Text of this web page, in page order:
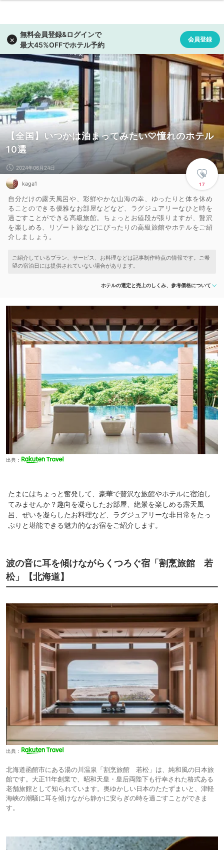
【全国】いつかは泊まってみたい♡憧れのホテル
10選
17
2024年06月24日
kaga1
自分だけの露天風呂や、彩鮮やかな山海の幸、ゆったりと体を休め
ることのできる優雅なお部屋などなど、ラグジュアリーなひと時を
過ごすことができる高級旅館。ちょっとお値段が張りますが、贅沢
を楽しめる、リゾート旅などにぴったりの高級旅館やホテルをご紹
介しましょう。
ホテルの選定と売上のしくみ、参考価格について
出典：
たまにはちょっと奮発して、豪華で贅沢な旅館やホテルに宿泊し
てみませんか？趣向を凝らしたお部屋、絶景を楽しめる露天風
呂、ぜいを凝らしたお料理など、ラグジュアリーな非日常をたっ
ぷりと堪能できる魅力的なお宿をご紹介します。
波の音に耳を傾けながらくつろぐ宿「割烹旅館 若
松」【北海道】
出典：
北海道函館市にある湯の川温泉「割烹旅館 若松」は、純和風の日本旅
館です。大正11年創業で、昭和天皇・皇后両陛下も行幸された格式ある
老舗旅館として知られています。奥ゆかしい日本のたたずまいと、津軽
海峡の潮騒に耳を傾けながら静かに安らぎの時を過ごすことができま
す。